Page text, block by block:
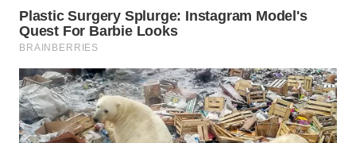
KARO
WN
SIMALUNGUN
WN
LABUHANBATU